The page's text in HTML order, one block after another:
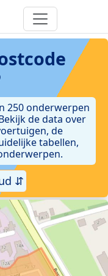
250 onderwerpen
de data over
de
tabellen,
⇵